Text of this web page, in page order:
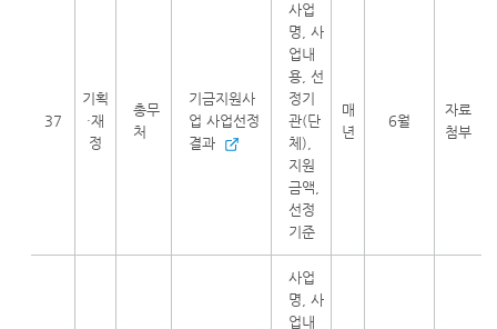
37
기획
·재
정
총무
처
기금지원사
업 사업선정
결과
사업
명, 사
업내
용, 선
정기
관(단
체),
지원
금액,
선정
기준
매
년
6월
자료
첨부
사업
명, 사
업내